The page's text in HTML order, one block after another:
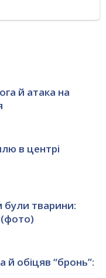
й атака на
в центрі
були тварини:
(фото)
й обіцяв “бронь”: